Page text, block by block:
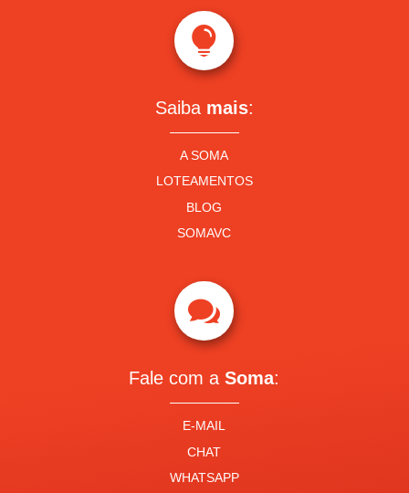

Saiba mais:
A SOMA
LOTEAMENTOS
BLOG
SOMAVC

Fale com aSoma:
E-MAIL
CHAT
WHATSAPP